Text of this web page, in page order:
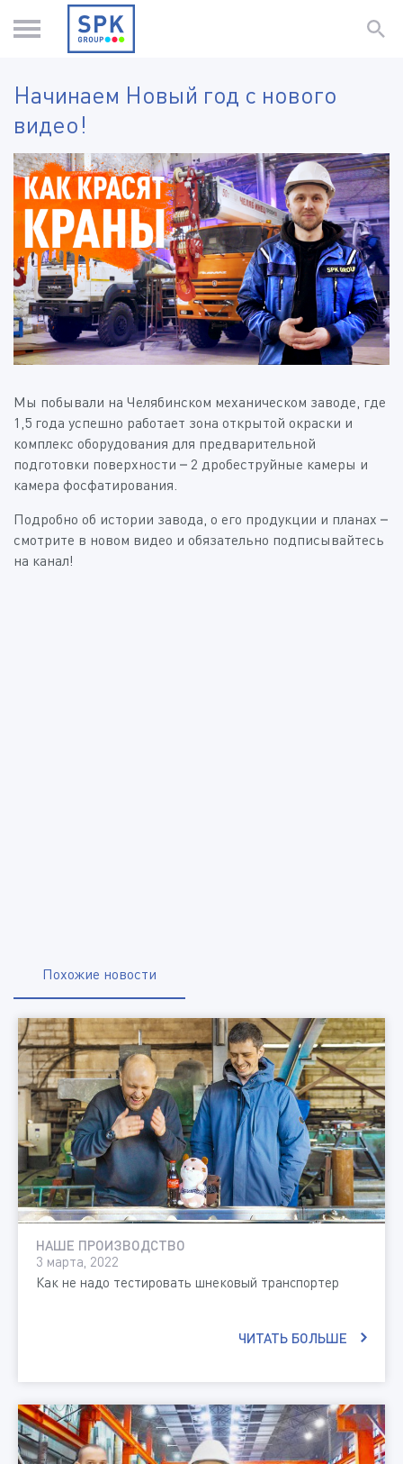
Начинаем Новый год с нового
видео!
Мы побывали на Челябинском механическом заводе, где
1,5 года успешно работает зона открытой окраски и
комплекс оборудования для предварительной
подготовки поверхности – 2 дробеструйные камеры и
камера фосфатирования.
Подробно об истории завода, о его продукции и планах –
смотрите в новом видео и обязательно подписывайтесь
на канал!
Похожие новости
НАШЕ ПРОИЗВОДСТВО
3 марта, 2022
Как не надо тестировать шнековый транспортер
ЧИТАТЬ БОЛЬШЕ